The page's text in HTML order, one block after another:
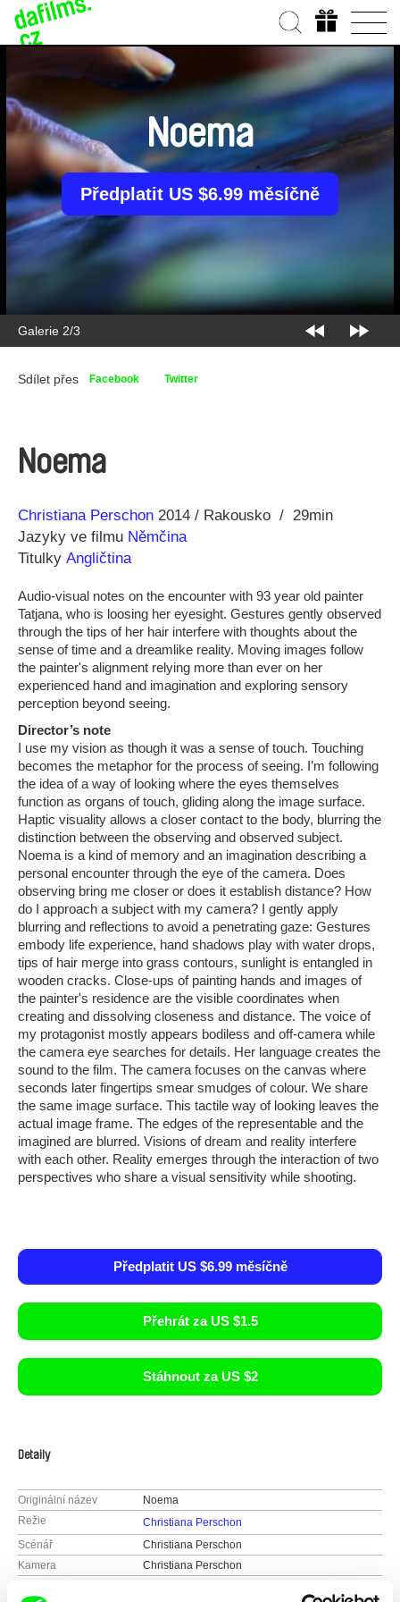
Galerie 2/3
Noema
Předplatit US $6.99 měsíčně
Sdílet přes Facebook Twitter
Noema
Režie
Christiana Perschon
Rok 2014 Rakousko
29min
Jazyky ve filmu Němčina
Titulky Angličtina
Audio-visual notes on the encounter with 93 year old painter
Tatjana, who is loosing her eyesight. Gestures gently observed
through the tips of her hair interfere with thoughts about the
sense of time and a dreamlike reality. Moving images follow
the painter's alignment relying more than ever on her
experienced hand and imagination and exploring sensory
perception beyond seeing.
Director’s note
I use my vision as though it was a sense of touch. Touching
becomes the metaphor for the process of seeing. I’m following
the idea of a way of looking where the eyes themselves
function as organs of touch, gliding along the image surface.
Haptic visuality allows a closer contact to the body, blurring the
distinction between the observing and observed subject.
Noema is a kind of memory and an imagination describing a
personal encounter through the eye of the camera. Does
observing bring me closer or does it establish distance? How
do I approach a subject with my camera? I gently apply
blurring and reflections to avoid a penetrating gaze: Gestures
embody life experience, hand shadows play with water drops,
tips of hair merge into grass contours, sunlight is entangled in
wooden cracks. Close-ups of painting hands and images of
the painter's residence are the visible coordinates when
creating and dissolving closeness and distance. The voice of
my protagonist mostly appears bodiless and off-camera while
the camera eye searches for details. Her language creates the
sound to the film. The camera focuses on the canvas where
seconds later fingertips smear smudges of colour. We share
the same image surface. This tactile way of looking leaves the
actual image frame. The edges of the representable and the
imagined are blurred. Visions of dream and reality interfere
with each other. Reality emerges through the interaction of two
perspectives who share a visual sensitivity while shooting.
Předplatit US $6.99 měsíčně
Přehrát za US $1.5
Stáhnout za US $2
Detaily
Originální název
Noema
Režie
Christiana Perschon
Scénář
Christiana Perschon
Kamera
Christiana Perschon